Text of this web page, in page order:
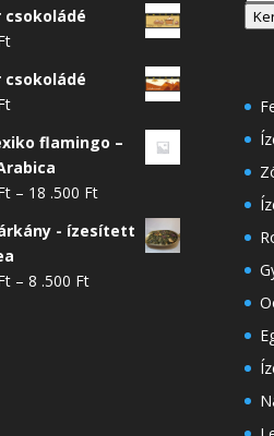
flamingo –
– 18 .500 FtÁrtartomány:
.950 Ft
- ízesített
– 8 .500 FtÁrtartomány: